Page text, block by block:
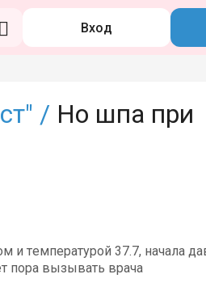
Вход
/ Но шпа при
и температурой 37.7, начала
пора вызывать врача